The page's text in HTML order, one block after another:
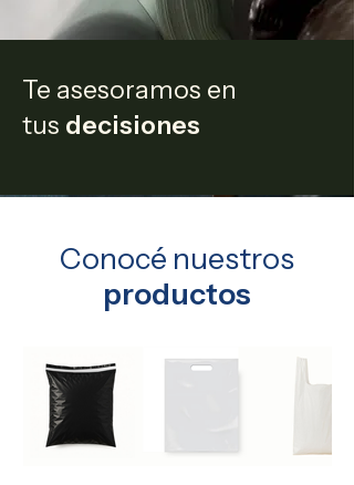
Te asesoramos en
tus decisiones
Conocé nuestros
productos